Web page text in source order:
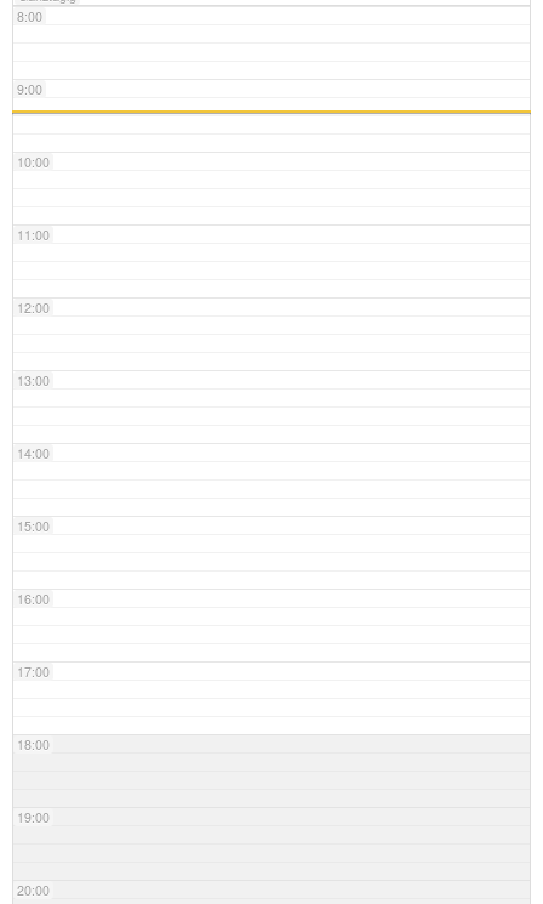
8:00
9:00
10:00
11:00
12:00
13:00
14:00
15:00
16:00
17:00
18:00
19:00
20:00